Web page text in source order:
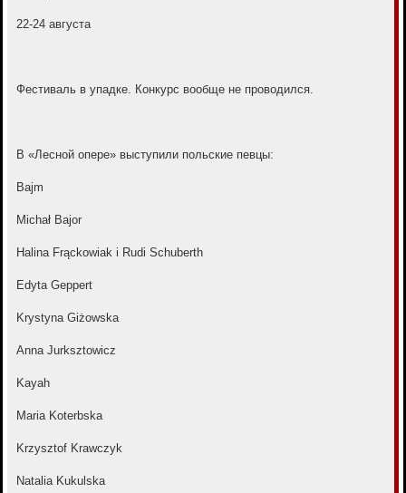
22-24 августа
Фестиваль в упадке. Конкурс вообще не проводился.
В «Лесной опере» выступили польские певцы:
Bajm
Michał Bajor
Halina Frąckowiak i Rudi Schuberth
Edyta Geppert
Krystyna Giżowska
Anna Jurksztowicz
Kayah
Maria Koterbska
Krzysztof Krawczyk
Natalia Kukulska